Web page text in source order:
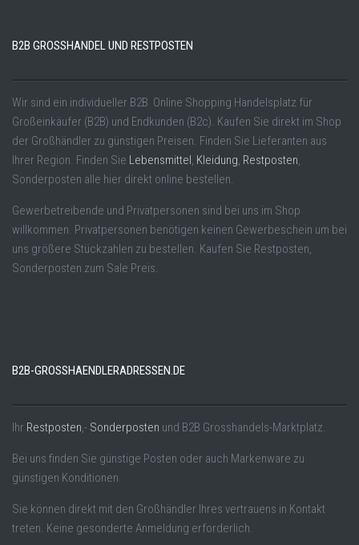
B2B GROSSHANDEL UND RESTPOSTEN
Wir sind ein individueller B2B Online Shopping Handelsplatz für
Großeinkäufer (B2B) und Endkunden (B2c). Kaufen Sie direkt im Shop
der Großhändler zu günstigen Preisen. Finden Sie Lieferanten aus
Ihrer Region. Finden Sie Lebensmittel , Kleidung, Restposten,
Sonderposten alle hier direkt online bestellen.
Gewerbetreibende und Privatpersonen sind bei uns im Shop
willkommen. Privatpersonen benötigen keinen Gewerbeschein um bei
uns größere Stückzahlen zu bestellen. Kaufen Sie Restposten,
Sonderposten zum Sale Preis.
B2B-GROSSHAENDLERADRESSEN.DE
Ihr Restposten,- Sonderposten und B2B Grosshandels-Marktplatz.
Bei uns finden Sie günstige Posten oder auch Markenware zu
günstigen Konditionen.
Sie können direkt mit den Großhändler Ihres vertrauens in Kontakt
treten. Keine gesonderte Anmeldung erforderlich.